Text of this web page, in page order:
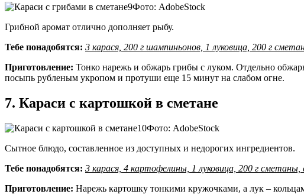
Фото: AdobeStock
Грибной аромат отлично дополняет рыбу.
Тебе понадобятся: 3 карася, 200 г шампиньонов, 1 луковица, 200 г
Приготовление: Тонко нарежь и обжарь грибы с луком. Отдельно
посыпь рубленым укропом и протуши еще 15 минут на слабом огне.
7. Караси с картошкой в сметане
Фото: AdobeStock
Сытное блюдо, составленное из доступных и недорогих ингредиентов.
Тебе понадобятся: 3 карася, 4 картофелины, 1 луковица, 200 г
Приготовление: Нарежь картошку тонкими кружочками, а лук –